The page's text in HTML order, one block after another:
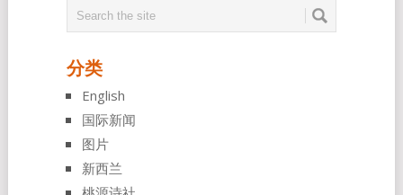
分类
English
国际新闻
图片
新西兰